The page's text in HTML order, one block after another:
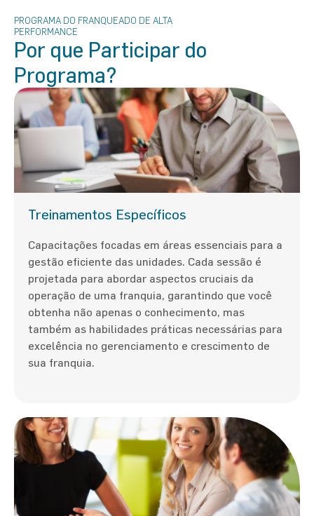
PROGRAMA DO FRANQUEADO DE ALTA
PERFORMANCE
Por que Participar do
Programa?
Treinamentos Específicos
Capacitações focadas em áreas essenciais para a
gestão eficiente das unidades. Cada sessão é
projetada para abordar aspectos cruciais da
operação de uma franquia, garantindo que você
obtenha não apenas o conhecimento, mas
também as habilidades práticas necessárias para
excelência no gerenciamento e crescimento de
sua franquia.